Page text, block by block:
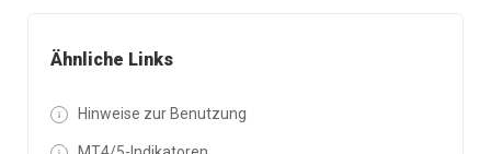
Ähnliche Links
Hinweise zur Benutzung